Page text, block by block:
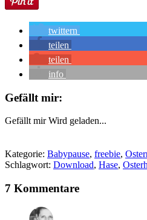
twittern
teilen
teilen
info
Gefällt mir:
Gefällt mir Wird geladen...
Kategorie: Babypause, freebie,
Schlagwort: Download, Hase,
7 Kommentare